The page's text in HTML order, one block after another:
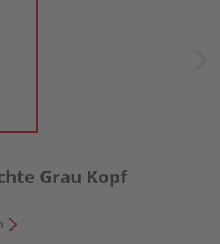
Grau Kopf